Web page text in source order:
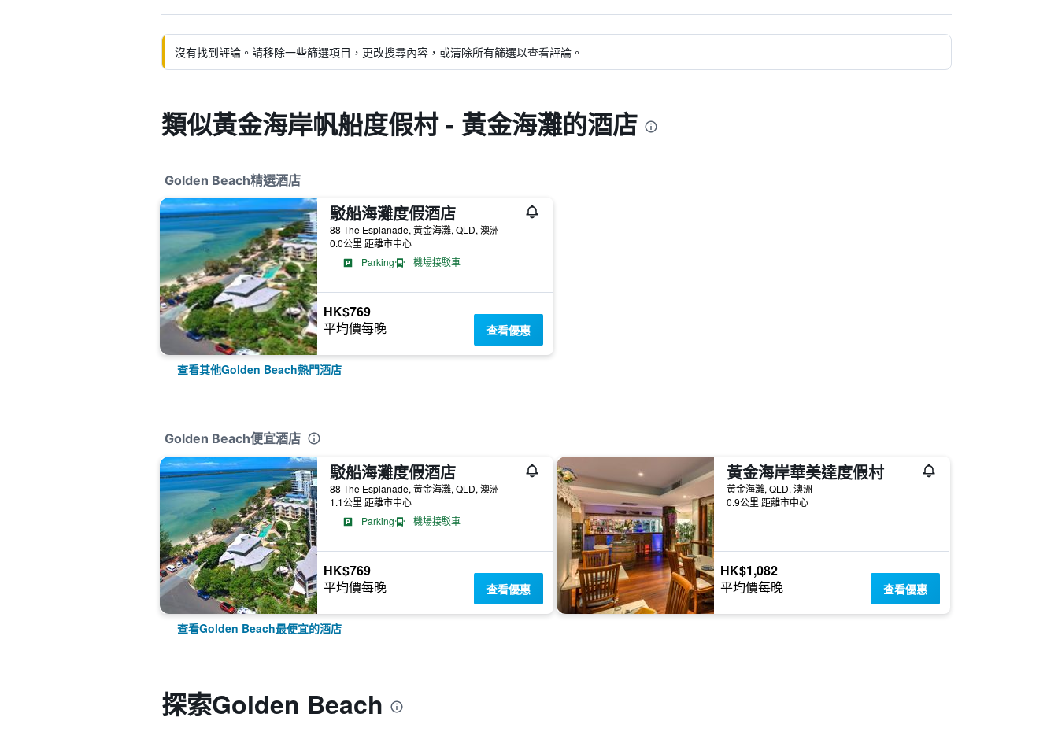
沒有找到評論。請移除一些篩選項目，更改搜尋內容，或清除所有篩選以查看評論。
類似黃金海岸帆船度假村 - 黃金海灘的酒店
Golden Beach精選酒店
駁船海灘度假酒店
88 The Esplanade, 黃金海灘, QLD, 澳洲
0.0公里 距離市中心
Parking
機場接駁車
HK$769
平均價每晚 查看優惠
查看其他Golden Beach熱門酒店
Golden Beach便宜酒店
駁船海灘度假酒店
88 The Esplanade, 黃金海灘, QLD, 澳洲
1.1公里 距離市中心
Parking
機場接駁車
HK$769
平均價每晚 查看優惠
黃金海岸華美達度假村
黃金海灘, QLD, 澳洲
0.9公里 距離市中心
HK$1,082
平均價每晚 查看優惠
查看Golden Beach最便宜的酒店
探索Golden Beach